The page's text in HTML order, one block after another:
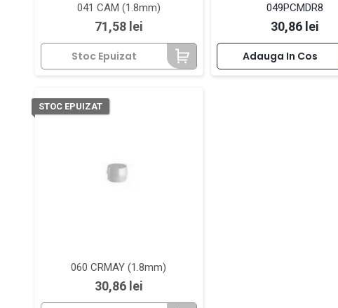
041 CAM (1.8mm)
Pret
71,58 lei
Stoc Epuizat
049PCMDR8
Pret
30,86 lei
Adauga In Cos
060 CRMAY (1.8mm)
Pret
30,86 lei
STOC EPUIZAT